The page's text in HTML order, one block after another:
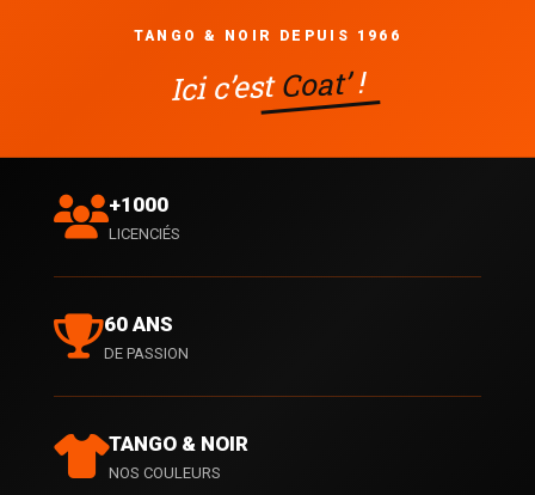
TANGO & NOIR DEPUIS 1966
Ici c’estCoat’!
+1000
LICENCIÉS
60 ANS
DE PASSION
TANGO & NOIR
NOS COULEURS